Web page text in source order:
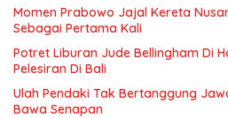
Momen Prabowo Jajal Kereta
Sebagai Pertama Kali
Potret Liburan Jude Bellingham Di
Pelesiran Di Bali
Ulah Pendaki Tak Bertanggung
Bawa Senapan